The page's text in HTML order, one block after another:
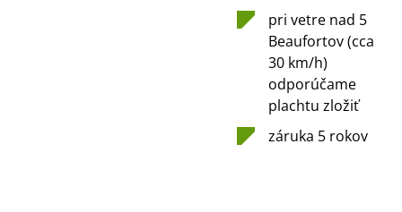
pri vetre nad 5
Beaufortov (cca
30 km/h)
odporúčame
plachtu zložiť
záruka 5 rokov